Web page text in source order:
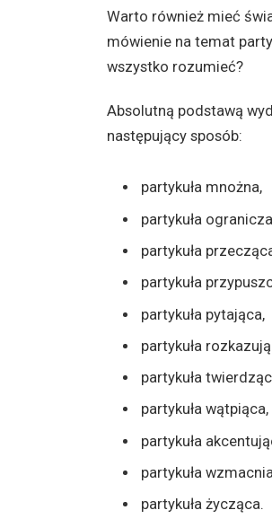
Warto również mieć
mówienie na temat
wszystko rozumieć?
Absolutną podstawą
następujący sposób:
partykuła mnożna,
partykuła
partykuła
partykuła
partykuła pytająca,
partykuła
partykuła
partykuła wątpiąca,
partykuła
partykuła
partykuła życząca.